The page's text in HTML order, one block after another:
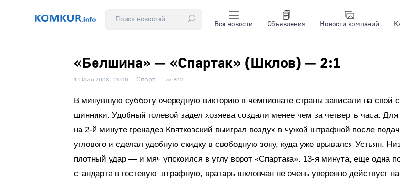
Все новости Объявления Новости компаний
«Белшина» — «Спартак» (Шклов) — 2:1
11 Июн 2008, 13:00 Спорт 802
В минувшую субботу очередную викторию в чемпионате страны записали на свой
шинники. Удобный голевой задел хозяева создали менее чем за четверть часа. Для
на 2-й минуте гренадер Квятковский выиграл воздух в чужой штрафной после
углового и сделал удобную скидку в свободную зону, куда уже врывался Устьян.
плотный удар — и мяч упокоился в углу ворот «Спартака». 13-я минута, еще одна
стандарта в гостевую штрафную, вратарь шкловчан не очень уверенно действует